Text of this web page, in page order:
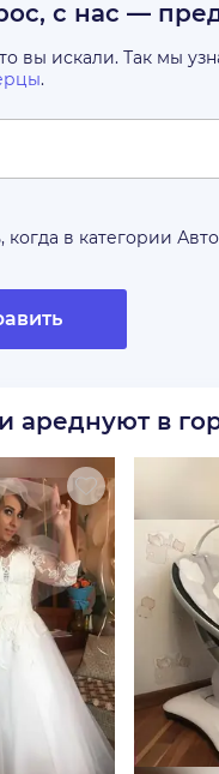
с нас —
вы искали. Так мы
.
в категории
ареднуют в